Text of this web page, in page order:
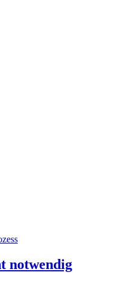
notwendig